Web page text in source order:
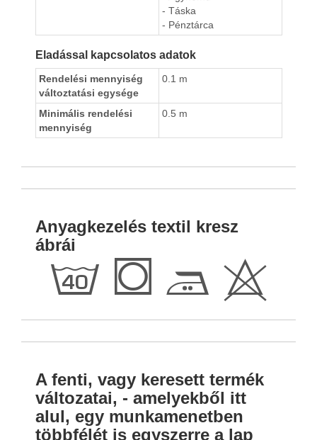
- Táska
- Pénztárca
Eladással kapcsolatos adatok
Rendelési mennyiség
változtatási egysége
0.1 m
Minimális rendelési
mennyiség
0.5 m
Anyagkezelés textil kresz
ábrái
h Q E H
A fenti, vagy keresett termék
változatai, - amelyekből itt
alul, egy munkamenetben
többfélét is egyszerre a lap